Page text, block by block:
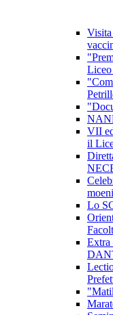
VII
il
Lo
Extra